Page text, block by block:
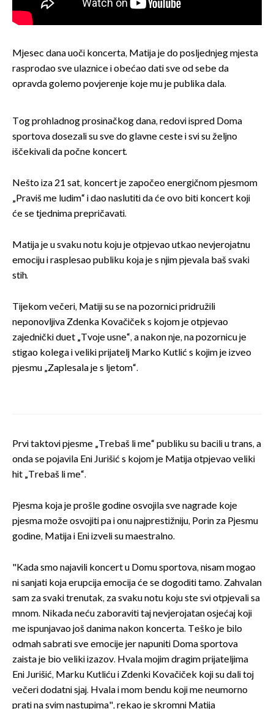
Mjesec dana uoči koncerta, Matija je do posljednjeg mjesta
rasprodao sve ulaznice i obećao dati sve od sebe da
opravda golemo povjerenje koje mu je publika dala.
Tog prohladnog prosinačkog dana, redovi ispred Doma
sportova dosezali su sve do glavne ceste i svi su željno
iščekivali da počne koncert.
Nešto iza 21 sat, koncert je započeo energičnom pjesmom
„Praviš me ludim“ i dao naslutiti da će ovo biti koncert koji
će se tjednima prepričavati.
Matija je u svaku notu koju je otpjevao utkao nevjerojatnu
emociju i rasplesao publiku koja je s njim pjevala baš svaki
stih.
Tijekom večeri, Matiji su se na pozornici pridružili
neponovljiva Zdenka Kovačiček s kojom je otpjevao
zajednički duet „Tvoje usne“, a nakon nje, na pozornicu je
stigao kolega i veliki prijatelj Marko Kutlić s kojim je izveo
pjesmu „Zaplesala je s ljetom“.
Prvi taktovi pjesme „Trebaš li me“ publiku su bacili u trans, a
onda se pojavila Eni Jurišić s kojom je Matija otpjevao veliki
hit „Trebaš li me“.
Pjesma koja je prošle godine osvojila sve nagrade koje
pjesma može osvojiti pa i onu najprestižniju, Porin za Pjesmu
godine, Matija i Eni izveli su maestralno.
"Kada smo najavili koncert u Domu sportova, nisam mogao
ni sanjati koja erupcija emocija će se dogoditi tamo. Zahvalan
sam za svaki trenutak, za svaku notu koju ste svi otpjevali sa
mnom. Nikada neću zaboraviti taj nevjerojatan osjećaj koji
me ispunjavao još danima nakon koncerta. Teško je bilo
odmah sabrati sve emocije jer napuniti Doma sportova
zaista je bio veliki izazov. Hvala mojim dragim prijateljima
Eni Jurišić, Marku Kutliću i Zdenki Kovačiček koji su dali toj
večeri dodatni sjaj. Hvala i mom bendu koji me neumorno
prati na svim nastupima", rekao je skromni Matija